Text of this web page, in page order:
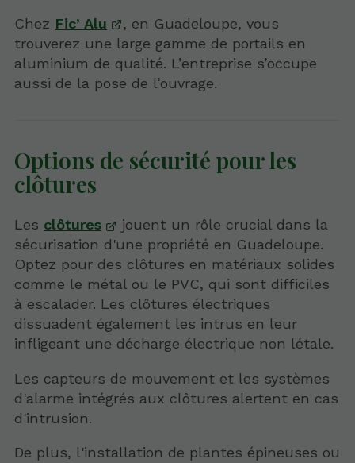
Chez Fic’ Alu
, en Guadeloupe, vous
trouverez une large gamme de portails en
aluminium de qualité. L’entreprise s’occupe
aussi de la pose de l’ouvrage.
Options de sécurité pour les
clôtures
Les clôtures
jouent un rôle crucial dans la
sécurisation d'une propriété en Guadeloupe.
Optez pour des clôtures en matériaux solides
comme le métal ou le PVC, qui sont difficiles
à escalader. Les clôtures électriques
dissuadent également les intrus en leur
infligeant une décharge électrique non létale.
Les capteurs de mouvement et les systèmes
d'alarme intégrés aux clôtures alertent en cas
d'intrusion.
De plus, l'installation de plantes épineuses ou